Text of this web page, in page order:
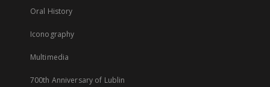
Oral History
Iconography
Multimedia
700th Anniversary of Lublin